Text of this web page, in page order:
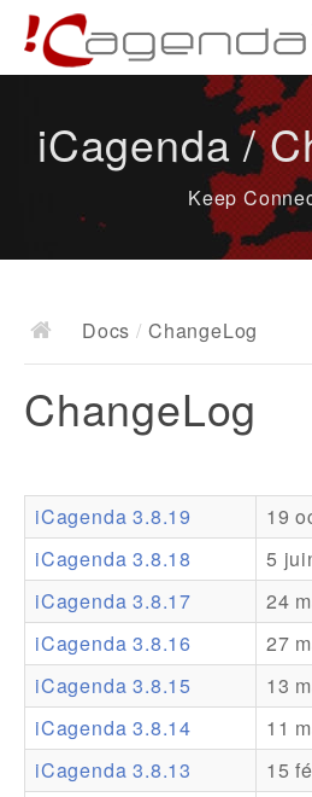
News
Docs
Documentation
Ressources
Addons
Theme Packs
Translation Packs
Support
Forum
iCagenda /
Keep
Docs / ChangeLog
ChangeLog
iCagenda 3.8.19
19
iCagenda 3.8.18
5
iCagenda 3.8.17
24
iCagenda 3.8.16
27
iCagenda 3.8.15
13
iCagenda 3.8.14
11
iCagenda 3.8.13
15